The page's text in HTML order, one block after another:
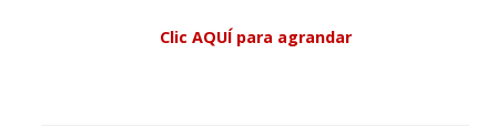
Clic AQUÍ para agrandar